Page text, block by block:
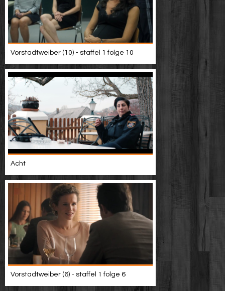
Vorstadtweiber (10) - staffel 1 folge 10
Acht
Vorstadtweiber (6) - staffel 1 folge 6